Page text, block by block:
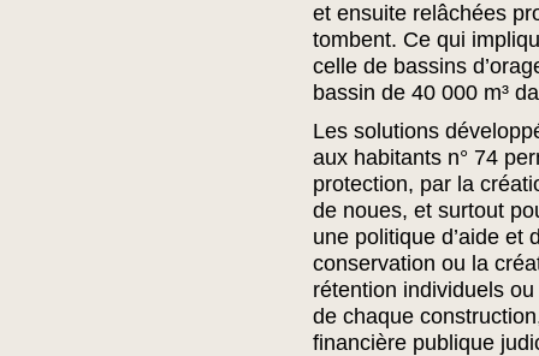
et ensuite relâchées
tombent. Ce qui
celle de bassins
bassin de 40 000 m³
Les solutions
aux habitants n° 74
protection, par la
de noues, et surtout
une politique d’aide et
conservation ou la
rétention individuels
de chaque
financière publique